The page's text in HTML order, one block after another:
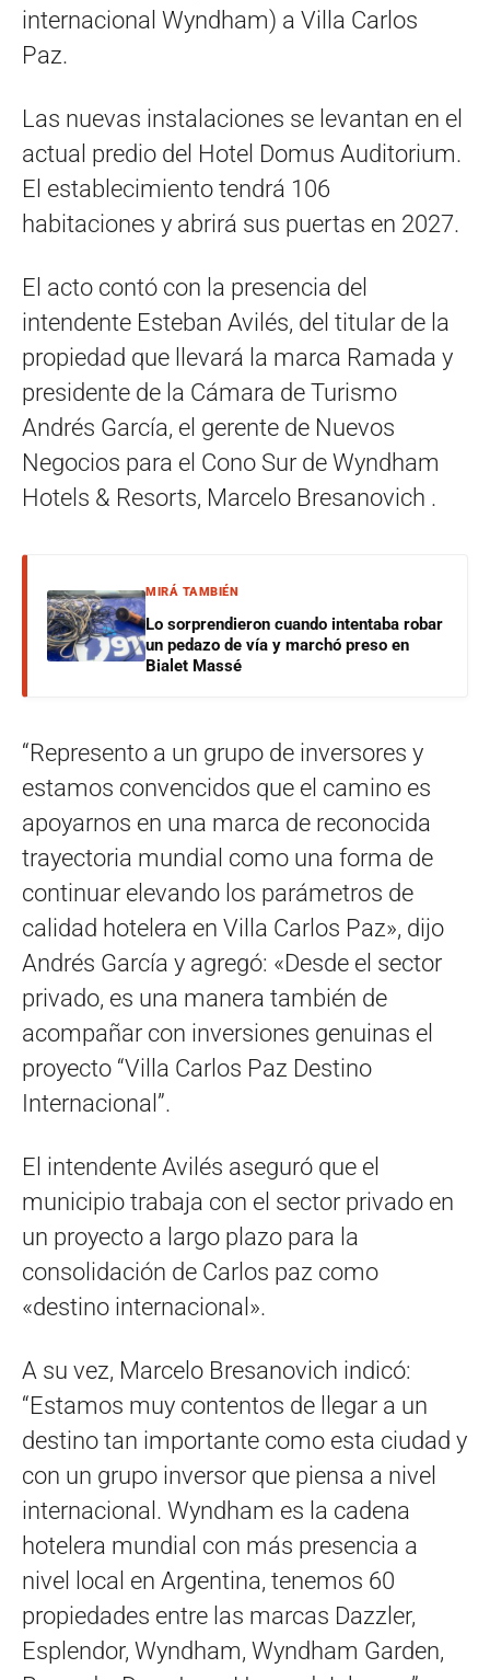
internacional Wyndham) a Villa Carlos
Paz.
Las nuevas instalaciones se levantan en el
actual predio del Hotel Domus Auditorium.
El establecimiento tendrá 106
habitaciones y abrirá sus puertas en 2027.
El acto contó con la presencia del
intendente Esteban Avilés, del titular de la
propiedad que llevará la marca Ramada y
presidente de la Cámara de Turismo
Andrés García, el gerente de Nuevos
Negocios para el Cono Sur de Wyndham
Hotels & Resorts, Marcelo Bresanovich .
MIRÁ TAMBIÉN
Lo sorprendieron cuando intentaba robar
un pedazo de vía y marchó preso en
Bialet Massé
“Represento a un grupo de inversores y
estamos convencidos que el camino es
apoyarnos en una marca de reconocida
trayectoria mundial como una forma de
continuar elevando los parámetros de
calidad hotelera en Villa Carlos Paz», dijo
Andrés García y agregó: «Desde el sector
privado, es una manera también de
acompañar con inversiones genuinas el
proyecto “Villa Carlos Paz Destino
Internacional”.
El intendente Avilés aseguró que el
municipio trabaja con el sector privado en
un proyecto a largo plazo para la
consolidación de Carlos paz como
«destino internacional».
A su vez, Marcelo Bresanovich indicó:
“Estamos muy contentos de llegar a un
destino tan importante como esta ciudad y
con un grupo inversor que piensa a nivel
internacional. Wyndham es la cadena
hotelera mundial con más presencia a
nivel local en Argentina, tenemos 60
propiedades entre las marcas Dazzler,
Esplendor, Wyndham, Wyndham Garden,